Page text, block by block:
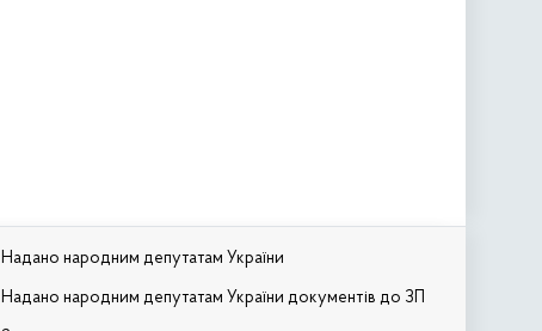
Надано народним депутатам України
Надано народним депутатам України документів до ЗП